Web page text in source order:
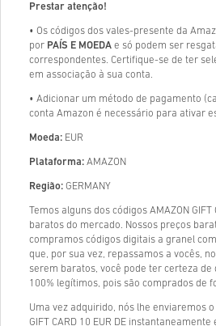
Prestar atenção!
• Os códigos dos vales-presente da
por PAÍS E MOEDA e só podem ser
correspondentes. Certifique-se de ter
em associação à sua conta.
• Adicionar um método de pagamento
conta Amazon é necessário para ativar
Moeda: EUR
Plataforma: AMAZON
Região: GERMANY
Temos alguns dos códigos AMAZON GIFT
baratos do mercado. Nossos preços
compramos códigos digitais a granel
que, por sua vez, repassamos a vocês,
serem baratos, você pode ter certeza de
100% legítimos, pois são comprados de
Uma vez adquirido, nós lhe enviaremos
GIFT CARD 10 EUR DE